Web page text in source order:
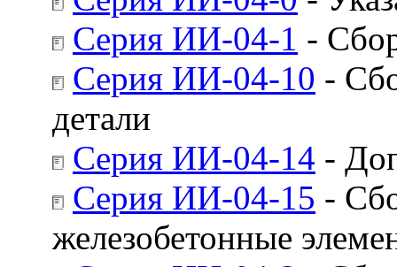
Серия ИИ-04-1 -
Серия ИИ-04-10 -
детали
Серия ИИ-04-14 -
Серия ИИ-04-15 -
железобетонные